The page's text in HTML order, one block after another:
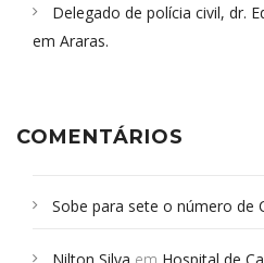
Delegado de polícia civil, dr.
em Araras.
COMENTÁRIOS
Sobe para sete o número